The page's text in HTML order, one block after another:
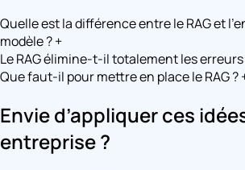
Quelle est la différence entre le RAG et
modèle ?+
Le RAG élimine-t-il totalement les erreurs
Que faut-il pour mettre en place le RAG ?
Envie d’appliquer ces
entreprise ?